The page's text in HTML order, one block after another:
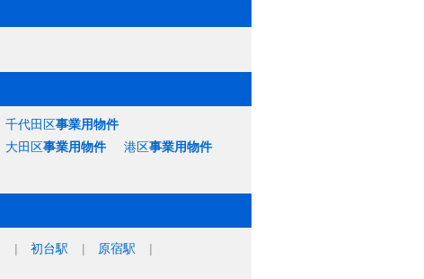
千代田区事業用物件
大田区事業用物件 港区事業用物件
初台駅
原宿駅